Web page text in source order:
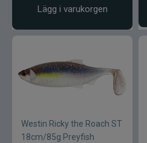
Lägg i varukorgen
Westin Ricky the Roach ST
18cm/85g Preyfish